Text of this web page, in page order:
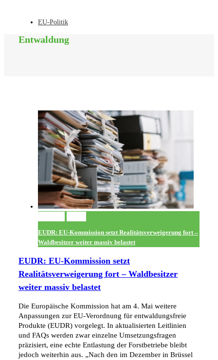
EU-Politik
Entwaldung
EUDR: EU-Kommission setzt Realitätsverweigerung fort –
Waldbesitzer weiter massiv belastet
EUDR: EU-Kommission setzt
Realitätsverweigerung fort – Waldbesitzer
weiter massiv belastet
Die Europäische Kommission hat am 4. Mai weitere
Anpassungen zur EU-Verordnung für entwaldungsfreie
Produkte (EUDR) vorgelegt. In aktualisierten Leitlinien
und FAQs werden zwar einzelne Umsetzungsfragen
präzisiert, eine echte Entlastung der Forstbetriebe bleibt
jedoch weiterhin aus. „Nach den im Dezember in Brüssel